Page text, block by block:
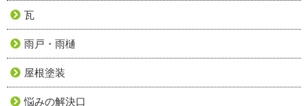
瓦
雨戸・雨樋
屋根塗装
悩みの解決口